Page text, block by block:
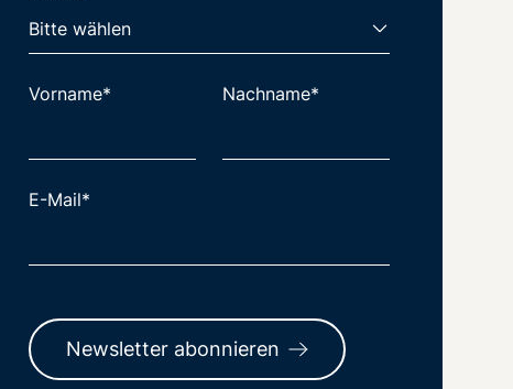
Vorname* Nachname*
E-Mail*
Newsletter abonnieren